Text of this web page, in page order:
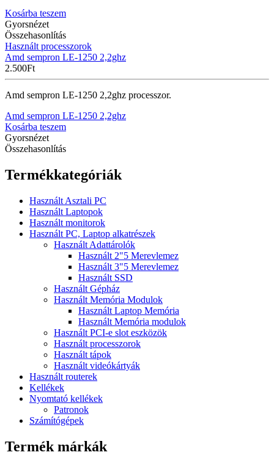
Kosárba teszem
Gyorsnézet
Összehasonlítás
Használt processzorok
Amd sempron LE-1250 2,2ghz
2.500Ft
Amd sempron LE-1250 2,2ghz processzor.
Amd sempron LE-1250 2,2ghz
Kosárba teszem
Gyorsnézet
Összehasonlítás
Termékkategóriák
Használt Asztali PC
Használt Laptopok
Használt monitorok
Használt PC, Laptop alkatrészek
Használt Adattárolók
Használt 2"5 Merevlemez
Használt 3"5 Merevlemez
Használt SSD
Használt Gépház
Használt Memória Modulok
Használt Laptop Memória
Használt Memória modulok
Használt PCI-e slot eszközök
Használt processzorok
Használt tápok
Használt videókártyák
Használt routerek
Kellékek
Nyomtató kellékek
Patronok
Számítógépek
Termék márkák